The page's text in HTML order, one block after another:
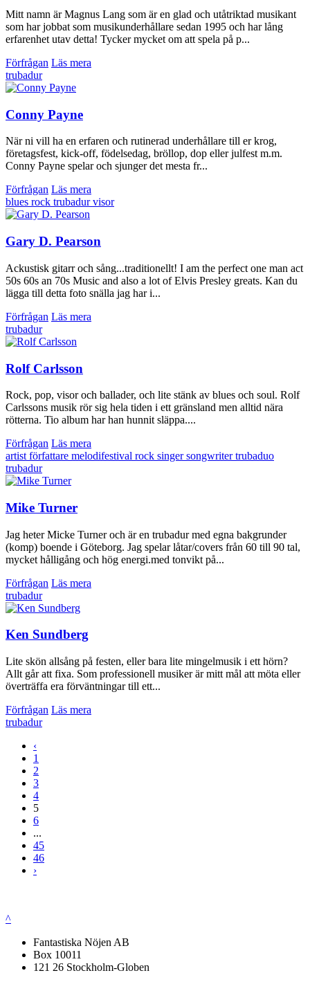
Mitt namn är Magnus Lang som är en glad och utåtriktad musikant
som har jobbat som musikunderhållare sedan 1995 och har lång
erfarenhet utav detta! Tycker mycket om att spela på p...
Förfrågan Läs mera
trubadur
Conny Payne
När ni vill ha en erfaren och rutinerad underhållare till er krog,
företagsfest, kick-off, födelsedag, bröllop, dop eller julfest m.m.
Conny Payne spelar och sjunger det mesta fr...
Förfrågan Läs mera
blues rock trubadurvisor
Gary D. Pearson
Ackustisk gitarr och sång...traditionellt! I am the perfect one man act
50s 60s an 70s Music and also a lot of Elvis Presley greats. Kan du
lägga till detta foto snälla jag har i...
Förfrågan Läs mera
trubadur
Rolf Carlsson
Rock, pop, visor och ballader, och lite stänk av blues och soul. Rolf
Carlssons musik rör sig hela tiden i ett gränsland men alltid nära
rötterna. Tio album har han hunnit släppa....
Förfrågan Läs mera
artist författare melodifestival rock singer songwritertrubaduo
trubadur
Mike Turner
Jag heter Micke Turner och är en trubadur med egna bakgrunder
(komp) boende i Göteborg. Jag spelar låtar/covers från 60 till 90 tal,
mycket hålligång och hög energi.med tonvikt på...
Förfrågan Läs mera
trubadur
Ken Sundberg
Lite skön allsång på festen, eller bara lite mingelmusik i ett hörn?
Allt går att fixa. Som professionell musiker är mitt mål att möta eller
överträffa era förväntningar till ett...
Förfrågan Läs mera
trubadur
‹
1
2
3
4
5
6
...
45
46
›
^
Fantastiska Nöjen AB
Box 10011
121 26 Stockholm-Globen